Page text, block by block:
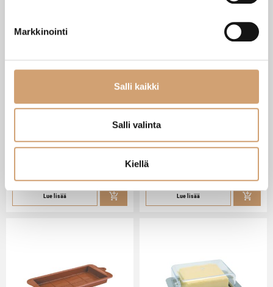
Markkinointi
Salli kaikki
Salli valinta
Kiellä
Heti saatavilla verkkokaupasta
Lue lisää
Ibili Sushisetti
Heti saatavilla verkkokaupasta
Lue lisää